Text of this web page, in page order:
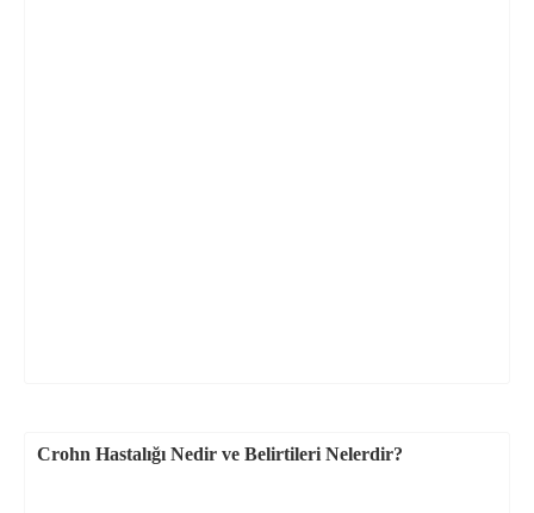
Crohn Hastalığı Nedir ve Belirtileri Nelerdir?